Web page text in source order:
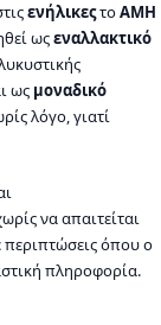
ενήλικεςτοAMH
ωςεναλλακτικό
ως μοναδικό
λόγο, γιατί
να απαιτείται
περιπτώσεις όπου ο
πληροφορία.